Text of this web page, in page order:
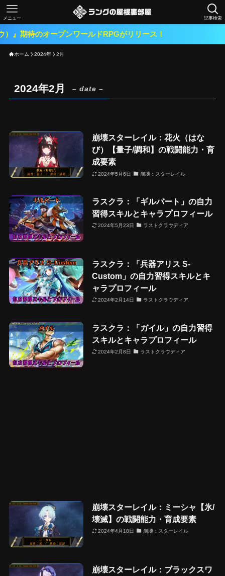
記事検索
メニュー
のオープンワールドRPGがリリース！
ホーム 2024年 2月
2024年2月 – date –
崩壊スターレイル：花火（はな
び）【量子/調和】の戦闘能力・育
成要素
2024年5月6日 崩壊：スターレイル
ラスクラ：「ギルバート」の自力
習得スキルとキャラプロフィール
2024年5月23日 ラストクラウディア
ラスクラ：「兵器アリス S-
Custom」の自力習得スキルとキ
ャラプロフィール
2024年2月14日 ラストクラウディア
ラスクラ：「ガイル」の自力習得
スキルとキャラプロフィール
2024年2月8日 ラストクラウディア
崩壊スターレイル：ミーシャ【氷/
壊滅】の戦闘能力・育成要素
2024年4月18日 崩壊：スターレイル
崩壊スターレイル：ブラックスワ